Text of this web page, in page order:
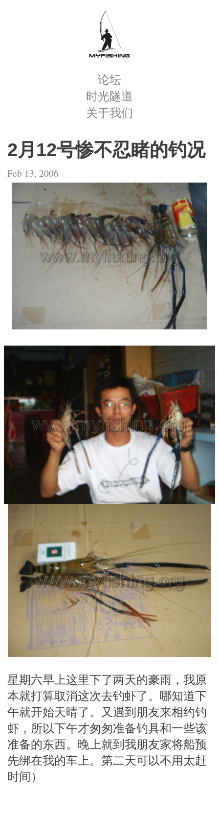
论坛
时光隧道
关于我们
2月12号惨不忍睹的钓况
Feb 13, 2006
星期六早上这里下了两天的豪雨，我原
本就打算取消这次去钓虾了。哪知道下
午就开始天晴了。又遇到朋友来相约钓
虾，所以下午才匆匆准备钓具和一些该
准备的东西。晚上就到我朋友家将船预
先绑在我的车上。第二天可以不用太赶
时间）